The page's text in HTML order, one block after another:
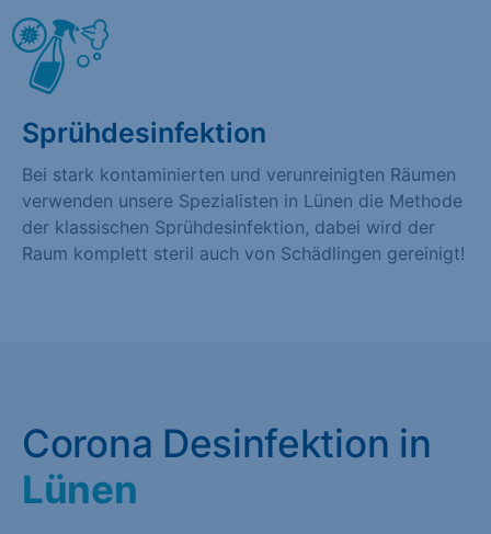
Sprühdesinfektion
Bei stark kontaminierten und verunreinigten Räumen
verwenden unsere Spezialisten in Lünen die Methode
der klassischen Sprühdesinfektion, dabei wird der
Raum komplett steril auch von Schädlingen gereinigt!
Corona Desinfektion in
Lünen